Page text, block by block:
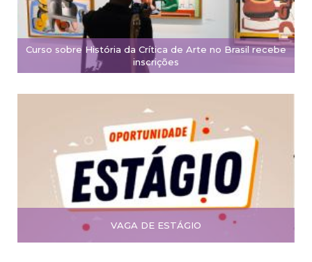
Curso sobre História da Crítica de Arte no Brasil recebe
inscrições
VAGA DE ESTÁGIO